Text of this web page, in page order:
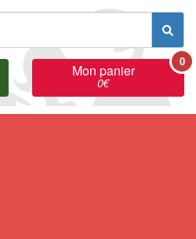
Mon panier
0€
0